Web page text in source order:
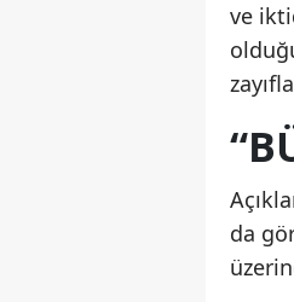
ve
da